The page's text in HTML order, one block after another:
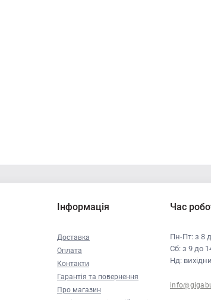
Інформація
Доставка
Оплата
Контакти
Гарантія та повернення
Про магазин
Час
Пн-Пт: з 8
Сб: з 9 до
Нд: